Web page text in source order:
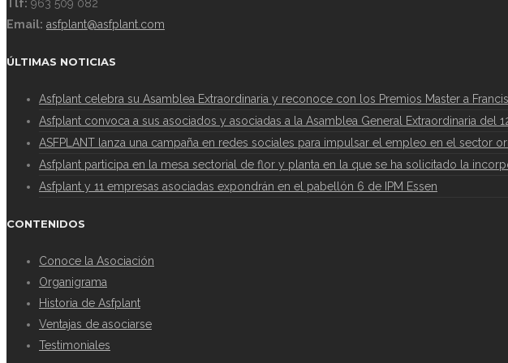
Tlf: 963 509 082
Email: asfplant@asfplant.com
ÚLTIMAS NOTICIAS
Asfplant celebra su Asamblea Extraordinaria y reconoce con los Premios Master a
Asfplant convoca a sus asociados y asociadas a la Asamblea General Extraordinaria del
ASFPLANT lanza una campaña en redes sociales para impulsar el empleo en el sector
Asfplant participa en la mesa sectorial de flor y planta en la que se ha solicitado la
Asfplant y 11 empresas asociadas expondrán en el pabellón 6 de IPM Essen
CONTENIDOS
Conoce la Asociación
Organigrama
Historia de Asfplant
Ventajas de asociarse
Testimoniales